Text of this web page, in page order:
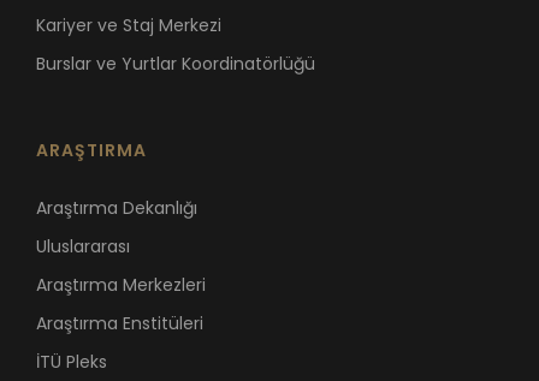
Kariyer ve Staj Merkezi
Burslar ve Yurtlar Koordinatörlüğü
ARAŞTIRMA
Araştırma Dekanlığı
Uluslararası
Araştırma Merkezleri
Araştırma Enstitüleri
İTÜ Pleks